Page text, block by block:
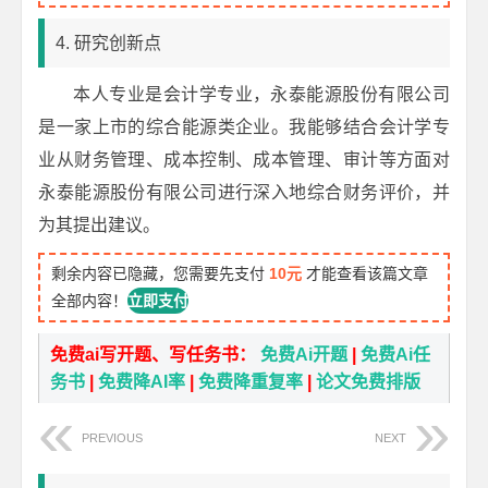
4. 研究创新点
本人专业是会计学专业，永泰能源股份有限公司
是一家上市的综合能源类企业。我能够结合会计学专
业从财务管理、成本控制、成本管理、审计等方面对
永泰能源股份有限公司进行深入地综合财务评价，并
为其提出建议。
剩余内容已隐藏，您需要先支付 10元 才能查看该篇文章
全部内容！立即支付
免费ai写开题、写任务书：免费Ai开题 |免费Ai任
务书 |免费降AI率 |免费降重复率 |论文免费排版
PREVIOUS NEXT